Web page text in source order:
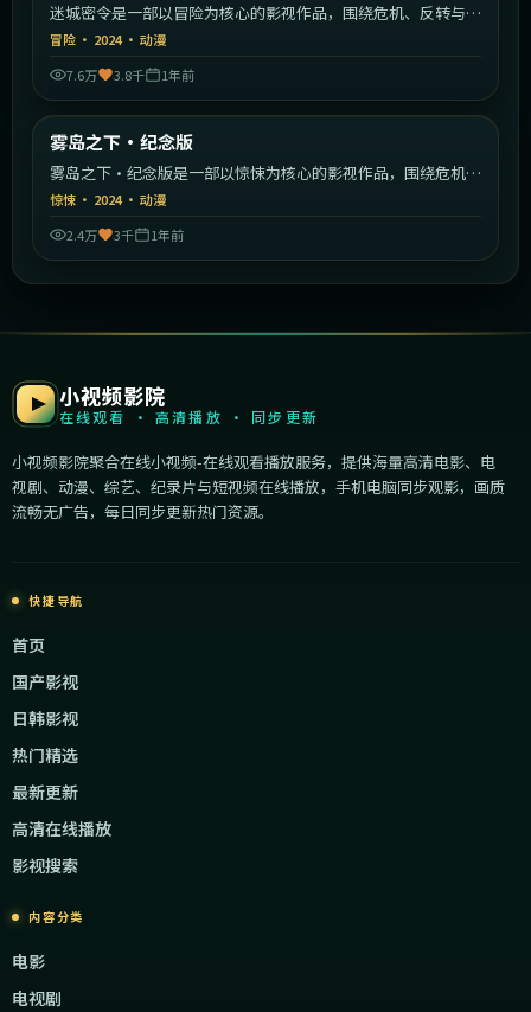
迷城密令是一部以冒险为核心的影视作品，围绕危机、反转与人
物成长展开，整体节奏紧凑，值得推荐观看。
冒险 · 2024· 动漫
7.6万
3.8千 1年前
最新
雾岛之下·纪念版
雾岛之下·纪念版是一部以惊悚为核心的影视作品，围绕危机、
反转与人物成长展开，整体节奏紧凑，值得推荐观看。
惊悚 · 2024· 动漫
2.4万
3千 1年前
小视频影院
在线观看 · 高清播放 · 同步更新
小视频影院聚合在线小视频-在线观看播放服务，提供海量高清电影、电
视剧、动漫、综艺、纪录片与短视频在线播放，手机电脑同步观影，画质
流畅无广告，每日同步更新热门资源。
快捷导航
首页
国产影视
日韩影视
热门精选
最新更新
高清在线播放
影视搜索
内容分类
电影
电视剧